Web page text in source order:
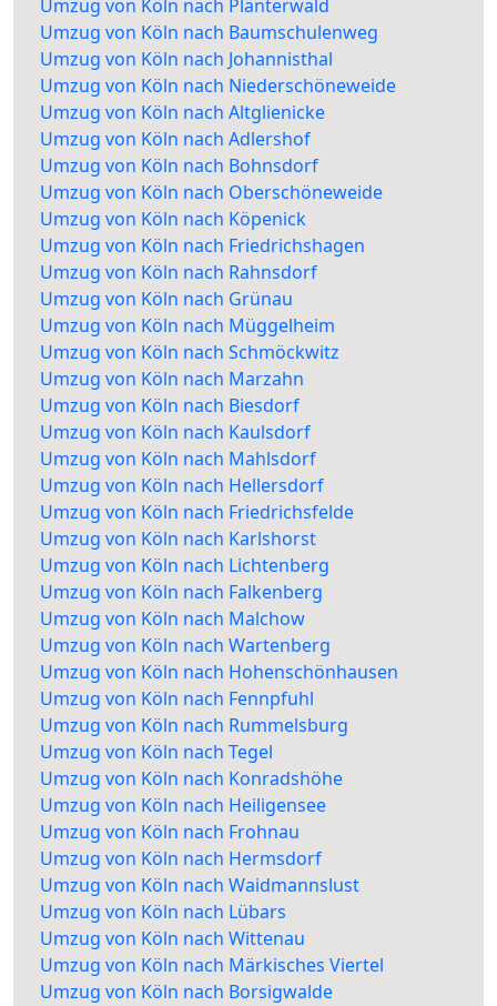
Umzug von Köln nach Plänterwald
Umzug von Köln nach Baumschulenweg
Umzug von Köln nach Johannisthal
Umzug von Köln nach Niederschöneweide
Umzug von Köln nach Altglienicke
Umzug von Köln nach Adlershof
Umzug von Köln nach Bohnsdorf
Umzug von Köln nach Oberschöneweide
Umzug von Köln nach Köpenick
Umzug von Köln nach Friedrichshagen
Umzug von Köln nach Rahnsdorf
Umzug von Köln nach Grünau
Umzug von Köln nach Müggelheim
Umzug von Köln nach Schmöckwitz
Umzug von Köln nach Marzahn
Umzug von Köln nach Biesdorf
Umzug von Köln nach Kaulsdorf
Umzug von Köln nach Mahlsdorf
Umzug von Köln nach Hellersdorf
Umzug von Köln nach Friedrichsfelde
Umzug von Köln nach Karlshorst
Umzug von Köln nach Lichtenberg
Umzug von Köln nach Falkenberg
Umzug von Köln nach Malchow
Umzug von Köln nach Wartenberg
Umzug von Köln nach Hohenschönhausen
Umzug von Köln nach Fennpfuhl
Umzug von Köln nach Rummelsburg
Umzug von Köln nach Tegel
Umzug von Köln nach Konradshöhe
Umzug von Köln nach Heiligensee
Umzug von Köln nach Frohnau
Umzug von Köln nach Hermsdorf
Umzug von Köln nach Waidmannslust
Umzug von Köln nach Lübars
Umzug von Köln nach Wittenau
Umzug von Köln nach Märkisches Viertel
Umzug von Köln nach Borsigwalde